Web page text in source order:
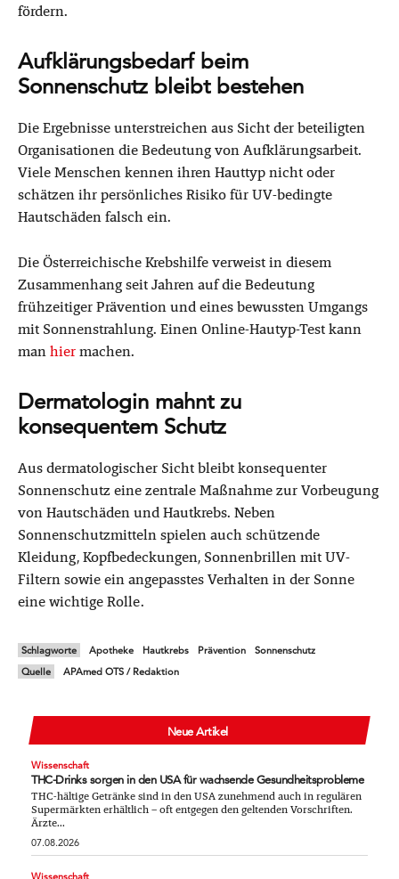
fördern.
Aufklärungsbedarf beim
Sonnenschutz bleibt bestehen
Die Ergebnisse unterstreichen aus Sicht der beteiligten
Organisationen die Bedeutung von Aufklärungsarbeit.
Viele Menschen kennen ihren Hauttyp nicht oder
schätzen ihr persönliches Risiko für UV-bedingte
Hautschäden falsch ein.
Die Österreichische Krebshilfe verweist in diesem
Zusammenhang seit Jahren auf die Bedeutung
frühzeitiger Prävention und eines bewussten Umgangs
mit Sonnenstrahlung. Einen Online-Hautyp-Test kann
manhiermachen.
Dermatologin mahnt zu
konsequentem Schutz
Aus dermatologischer Sicht bleibt konsequenter
Sonnenschutz eine zentrale Maßnahme zur Vorbeugung
von Hautschäden und Hautkrebs. Neben
Sonnenschutzmitteln spielen auch schützende
Kleidung, Kopfbedeckungen, Sonnenbrillen mit UV-
Filtern sowie ein angepasstes Verhalten in der Sonne
eine wichtige Rolle.
Schlagworte Apotheke Hautkrebs Prävention
Sonnenschutz
Quelle
APAmed OTS / Redaktion
Neue Artikel
Wissenschaft
THC-Drinks sorgen in den USA für wachsende Gesundheitsprobleme
THC-hältige Getränke sind in den USA zunehmend auch in regulären
Supermärkten erhältlich – oft entgegen den geltenden Vorschriften.
Ärzte...
07.08.2026
Wissenschaft